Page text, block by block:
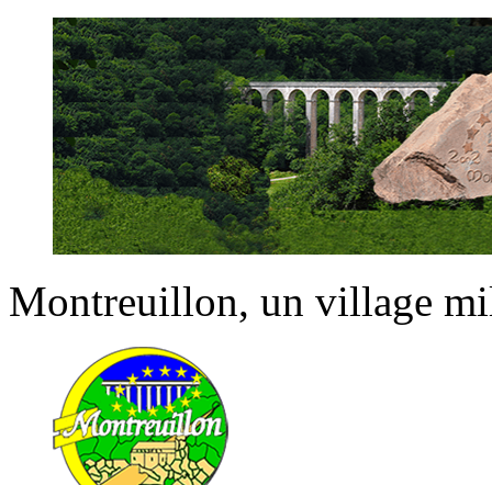
Montreuillon, un village